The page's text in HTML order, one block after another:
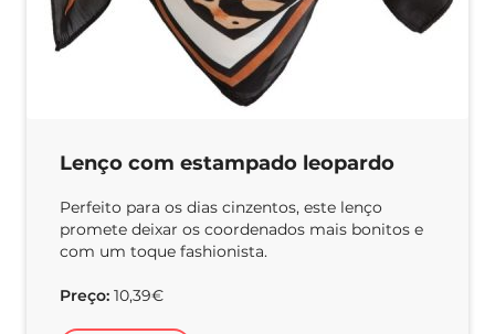
Lenço com estampado leopardo
Perfeito para os dias cinzentos, este lenço
promete deixar os coordenados mais bonitos e
com um toque fashionista.
Preço: 10,39€